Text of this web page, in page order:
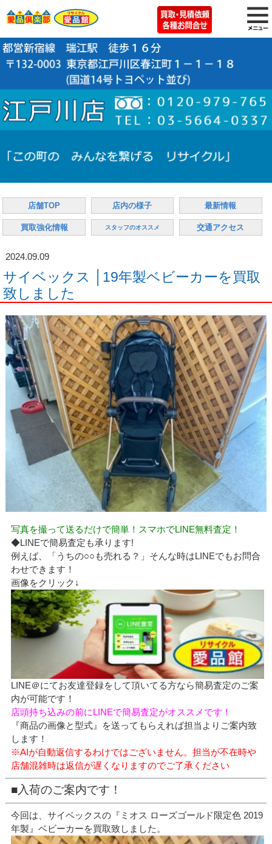
店舗TOP 店内の様子 最新情報
買取強化情報 スタッフのオススメ 交通アクセス
2024.09.09
サイベックス │19年製ベビーカーを買取
致しました
写真を撮って送るだけで簡単！スマホでLINE無料査定！
◆LINEで簡易査定も承ります!
例えば、「うちの○○も売れる？」そんな時はLINEでもお問合
わせできます！
画像をクリック↓
LINE＠にてお友達登録をして頂いてる方なら簡易査定のご案
内が可能です！
店頭持ち込みの前にLINEで簡易査定がオススメです！
『商品の画像と型式』を送ってもらえれば担当よりご案内致
します！
※AIが自動返信するわけではございません。担当が不在時や
店舗混雑時は返信が遅くなりますのでご了承ください
■入荷のご案内です！
今回は、サイベックスの『ミオス ローズゴールド限定色 2019
年製』ベビーカーを買取致しました。